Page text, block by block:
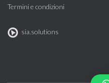
Termini e condizioni
sia.solutions